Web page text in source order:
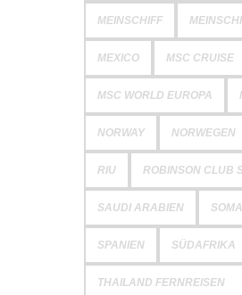
MEINSCHIFF
MEXICO MSC CRUISE
MSC WORLD EUROPA
NORWAY NORWEGEN
RIU ROBINSON CLUB
SAUDI ARABIEN
SPANIEN SÜDAFRIKA
THAILAND FERNREISEN